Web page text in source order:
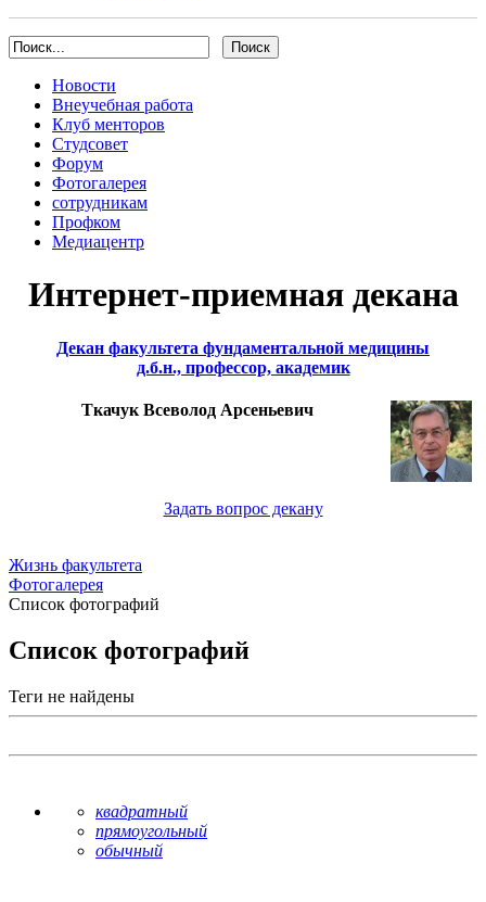
Новости
Внеучебная работа
Клуб менторов
Студсовет
Форум
Фотогалерея
сотрудникам
Профком
Медиацентр
Интернет-приемная декана
Декан факультета фундаментальной медицины
д.б.н., профессор, академик
Ткачук Всеволод Арсеньевич
Задать вопрос декану
Жизнь факультета
Фотогалерея
Список фотографий
Список фотографий
Теги не найдены
квадратный
прямоугольный
обычный